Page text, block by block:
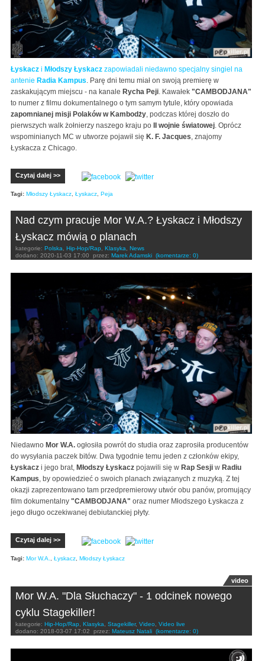
Łyskacz i Młodszy Łyskacz zapowiadali niedawno specjalny singiel na
antenie Radia Kampus . Parę dni temu miał on swoją premierę w
zaskakującym miejscu - na kanale Rycha Peji . Kawałek "CAMBODJANA"
to numer z filmu dokumentalnego o tym samym tytule, który opowiada
zapomnianej misji Polaków w Kambodży , podczas której doszło do
pierwszych walk żołnierzy naszego kraju po II wojnie światowej . Oprócz
wspominianych MC w utworze pojawił się K. F. Jacques , znajomy
Łyskacza z Chicago.
Czytaj dalej >>
Tagi: Młodszy Łyskacz Łyskacz Peja
Nad czym pracuje Mor W.A.? Łyskacz i Młodszy
Łyskacz mówią o planach
kategorie: Polska Hip-Hop/Rap Klasyka
News
dodano: 2020-11-03 17:00 przez: Marek Adamski (komentarze: 0)
Niedawno Mor W.A. ogłosiła powrót do studia oraz zaprosiła producentów
do wysyłania paczek bitów. Dwa tygodnie temu jeden z członków ekipy,
Łyskacz i jego brat, Młodszy Łyskacz pojawili się w Rap Sesji w Radiu
Kampus, by opowiedzieć o swoich planach związanych z muzyką. Z tej
okazji zaprezentowano tam przedpremierowy utwór obu panów, promujący
film dokumentalny "CAMBODJANA" oraz numer Młodszego Łyskacza z
jego długo oczekiwanej debiutanckiej płyty.
Czytaj dalej >>
Tagi: Mor W.A. Łyskacz Młodszy Łyskacz
video
Mor W.A. "Dla Słuchaczy" - 1 odcinek nowego
cyklu Stagekiller!
kategorie: Hip-Hop/Rap Klasyka Stagekiller, Video
Video live
dodano: 2018-03-07 17:02 przez: Mateusz Natali (komentarze: 0)